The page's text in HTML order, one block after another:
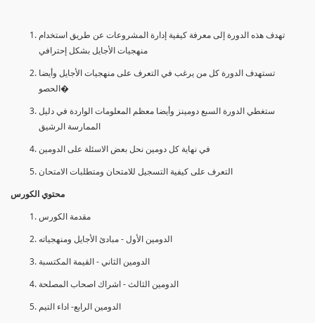
تهدف هذه الدورة إلى معرفة كيفية إدارة المشروعات عن طريق استخدام
منهجيات الأجايل بشكل إحترافي
تستهدف الدورة كل من يرغب في التعرف على منهجيات الأجايل وأيضا
الحصو�
ستغطي الدورة السبع دومينز وأيضا معظم المعلومات الواردة في دليل
الممارسة الرشيق
في نهاية كل دومين نحل بعض الاسئلة على الدومين
التعرف على كيفية التسجيل للامتحان ومتطلبات الامتحان
محتوي الكورس
مقدمة الكورس
الدومين الأول - مبادئ الأجايل ومنهجياته
الدومين الثاني - القيمة المكتسبة
الدومين الثالث - اشراك اصحاب المصلحة
الدومين الرابع- اداء التيم